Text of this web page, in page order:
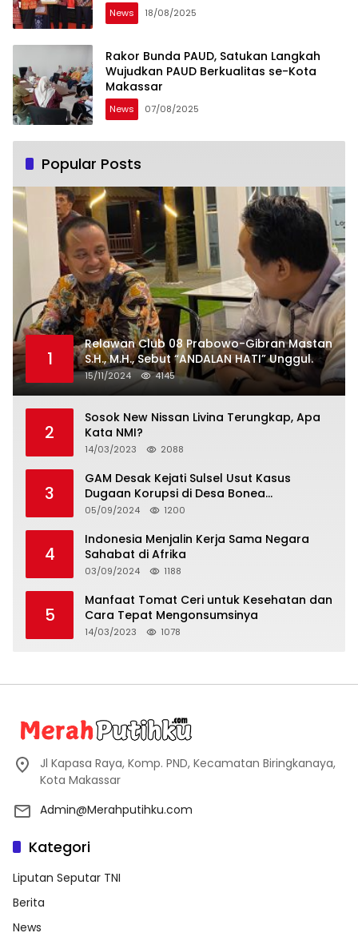
News 18/08/2025
Rakor Bunda PAUD, Satukan Langkah
Wujudkan PAUD Berkualitas se-Kota
Makassar
News 07/08/2025
Popular Posts
1
Relawan Club 08 Prabowo-Gibran Mastan
S.H., M.H., Sebut “ANDALAN HATI” Unggul.
15/11/2024 4145
2
Sosok New Nissan Livina Terungkap, Apa
Kata NMI?
14/03/2023 2088
3
GAM Desak Kejati Sulsel Usut Kasus
Dugaan Korupsi di Desa Bonea
Kabupeten Kepulauan Selayar
05/09/2024 1200
4
Indonesia Menjalin Kerja Sama Negara
Sahabat di Afrika
03/09/2024 1188
5
Manfaat Tomat Ceri untuk Kesehatan dan
Cara Tepat Mengonsumsinya
14/03/2023 1078
Jl Kapasa Raya, Komp. PND, Kecamatan Biringkanaya,
Kota Makassar
Admin@Merahputihku.com
Kategori
Liputan Seputar TNI
Berita
News